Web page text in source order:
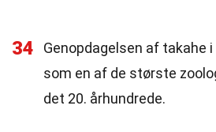
34
Genopdagelsen af takahe
som en af de største
det 20. århundrede.